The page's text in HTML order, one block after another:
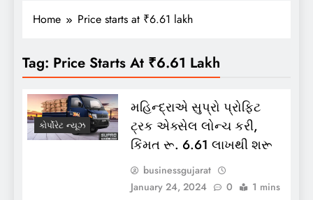
Home Price starts at ₹6.61 lakh
Tag: Price Starts At ₹6.61 Lakh
કોર્પોરેટ ન્યૂઝ
મહિન્દ્રાએ સુપ્રો પ્રોફિટ
ટ્રક એક્સેલ લોન્ચ કરી,
કિંમત રૂ. 6.61 લાખથી શરૂ
businessgujarat
January 24, 2024
0 1 mins